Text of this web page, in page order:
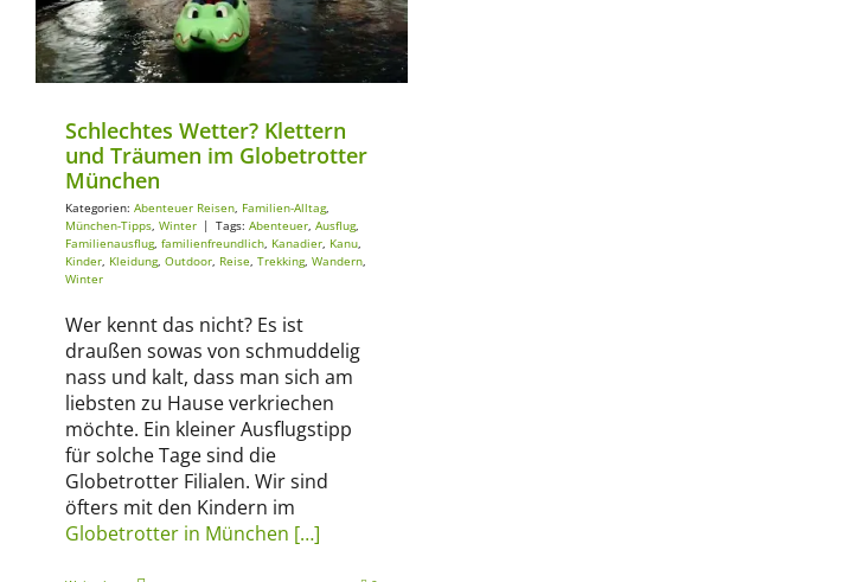
Winter
Schlechtes Wetter? Klettern
und Träumen im Globetrotter
München
Kategorien: Abenteuer Reisen Familien-Alltag,
München-Tipps Winter | Tags: Abenteuer Ausflug,
Familienausflug, familienfreundlich Kanadier Kanu
Kinder Kleidung, Outdoor Reise Trekking, Wandern
Winter
Wer kennt das nicht? Es ist
draußen sowas von schmuddelig
nass und kalt, dass man sich am
liebsten zu Hause verkriechen
möchte. Ein kleiner Ausflugstipp
für solche Tage sind die
Globetrotter Filialen. Wir sind
öfters mit den Kindern im
Globetrotter in München […]